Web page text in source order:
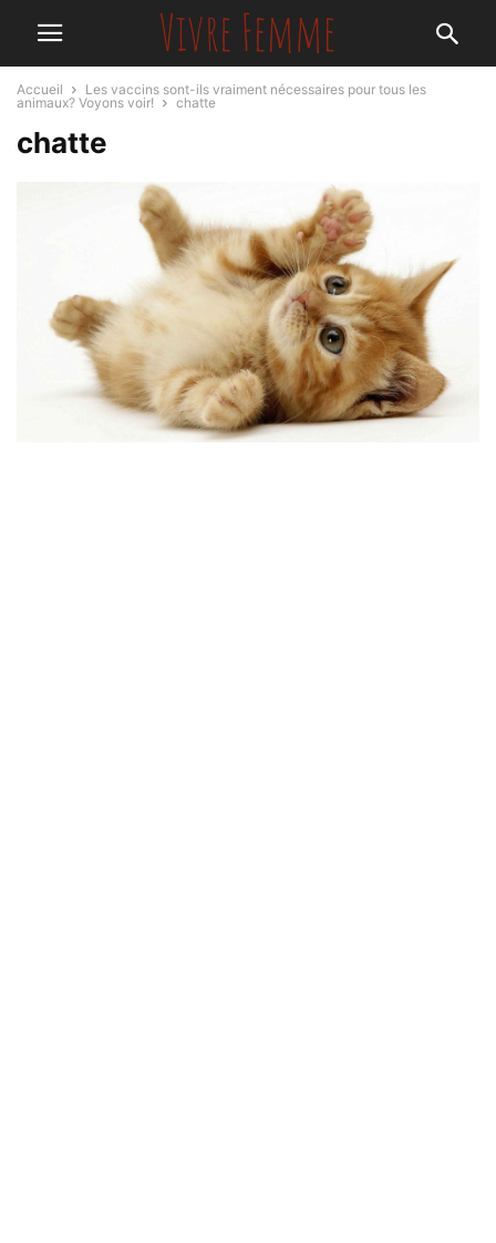
Accueil
Les vaccins sont-ils vraiment nécessaires pour tous les
animaux? Voyons voir!
chatte
chatte